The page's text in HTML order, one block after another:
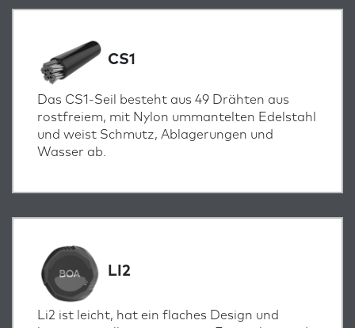
CS1
Das CS1-Seil besteht aus 49 Drähten aus
rostfreiem, mit Nylon ummantelten Edelstahl
und weist Schmutz, Ablagerungen und
Wasser ab.
LI2
Li2 ist leicht, hat ein flaches Design und